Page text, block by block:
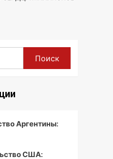
Поиск
Аргентины:
США: